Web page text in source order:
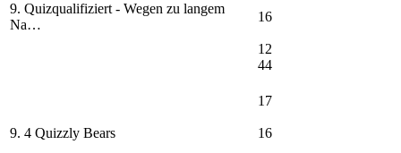
9. Quizqualifiziert - Wegen zu langem
Na…
16
12
44
9. 4 Quizzly Bears
17
16